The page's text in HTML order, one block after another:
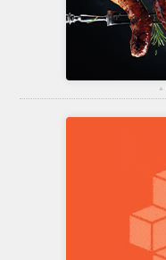
▴